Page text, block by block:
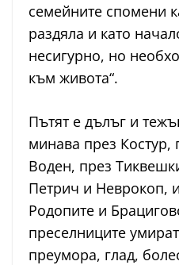
семейните спомени
раздяла и като
несигурно, но
към живота“.
Пътят е дълъг и
минава през Костур,
Воден, през
Петрич и Неврокоп,
Родопите и
преселниците
преумора, глад,